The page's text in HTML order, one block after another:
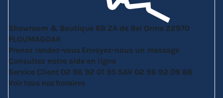
Showroom & Boutique 6B ZA de Bel Orme 22970
PLOUMAGOAR
Prenez rendez-vous Envoyez-nous un message
Consultez notre aide en ligne
Service Client 02 96 92 01 95 SAV 02 96 92 09 88
Voir tous nos horaires